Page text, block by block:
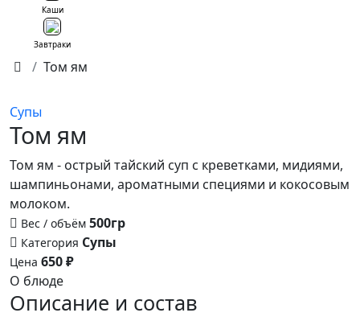
Каши
Завтраки
Том ям
Супы
Том ям
Том ям - острый тайский суп с креветками, мидиями,
шампиньонами, ароматными специями и кокосовым
молоком.
Вес / объём 500гр
Категория Супы
Цена 650 ₽
О блюде
Описание и состав